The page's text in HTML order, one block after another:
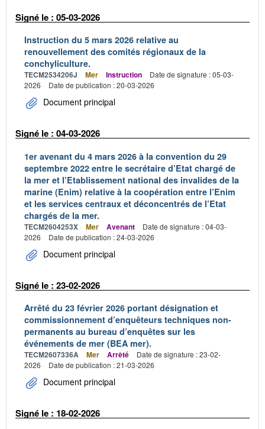
Signé le : 05-03-2026
Instruction du 5 mars 2026 relative au
renouvellement des comités régionaux de la
conchyliculture.
TECM2534206J Mer Instruction
Date de signature : 05-03-
2026
Date de publication : 20-03-2026
Document principal
Signé le : 04-03-2026
1er avenant du 4 mars 2026 à la convention du 29
septembre 2022 entre le secrétaire d’Etat chargé de
la mer et l’Etablissement national des invalides de la
marine (Enim) relative à la coopération entre l’Enim
et les services centraux et déconcentrés de l’Etat
chargés de la mer.
TECM2604253X Mer Avenant
Date de signature : 04-03-
2026
Date de publication : 24-03-2026
Document principal
Signé le : 23-02-2026
Arrêté du 23 février 2026 portant désignation et
commissionnement d’enquêteurs techniques non-
permanents au bureau d’enquêtes sur les
événements de mer (BEA mer).
TECM2607336A Mer Arrêté
Date de signature : 23-02-
2026
Date de publication : 21-03-2026
Document principal
Signé le : 18-02-2026